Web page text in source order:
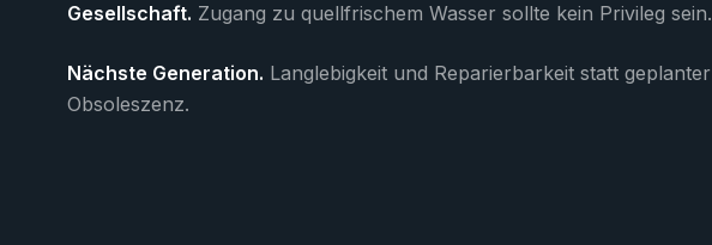
Gesellschaft. Zugang zu quellfrischem Wasser sollte kein Privileg sein.
Nächste Generation. Langlebigkeit und Reparierbarkeit statt geplanter
Obsoleszenz.